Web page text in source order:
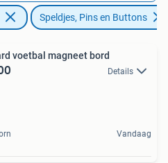
Speldjes, Pins en Buttons
voetbal magneet bord
Details
Vandaag